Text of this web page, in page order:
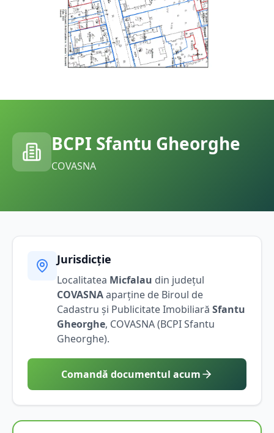
BCPI Sfantu Gheorghe
COVASNA
Jurisdicție
Localitatea Micfalau din județul
COVASNAaparține de Biroul de
Cadastru și Publicitate Imobiliară Sfantu
Gheorghe, COVASNA(BCPISfantu
Gheorghe).
Comandă documentul acum